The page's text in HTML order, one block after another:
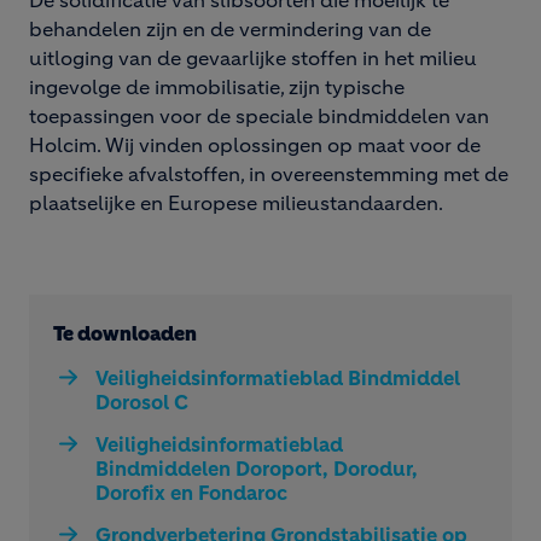
behandelen zijn en de vermindering van de
uitloging van de gevaarlijke stoffen in het milieu
ingevolge de immobilisatie, zijn typische
toepassingen voor de speciale bindmiddelen van
Holcim. Wij vinden oplossingen op maat voor de
specifieke afvalstoffen, in overeenstemming met de
plaatselijke en Europese milieustandaarden.
Te downloaden
Veiligheidsinformatieblad Bindmiddel
Dorosol C
Veiligheidsinformatieblad
Bindmiddelen Doroport, Dorodur,
Dorofix en Fondaroc
Grondverbetering Grondstabilisatie op